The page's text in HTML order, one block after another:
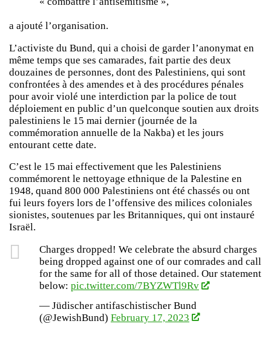
a ajouté l’organisation.
L’activiste du Bund, qui a choisi de garder l’anonymat en
même temps que ses camarades, fait partie des deux
douzaines de personnes, dont des Palestiniens, qui sont
confrontées à des amendes et à des procédures pénales
pour avoir violé une interdiction par la police de tout
déploiement en public d’un quelconque soutien aux droits
palestiniens le 15 mai dernier (journée de la
commémoration annuelle de la Nakba) et les jours
entourant cette date.
C’est le 15 mai effectivement que les Palestiniens
commémorent le nettoyage ethnique de la Palestine en
1948, quand 800 000 Palestiniens ont été chassés ou ont
fui leurs foyers lors de l’offensive des milices coloniales
sionistes, soutenues par les Britanniques, qui ont instauré
Israël.
Charges dropped! We celebrate the absurd charges
being dropped against one of our comrades and call
for the same for all of those detained. Our statement
below: pic.twitter.com/7BYZWTl9Rv
— Jüdischer antifaschistischer Bund
(@JewishBund) February 17, 2023